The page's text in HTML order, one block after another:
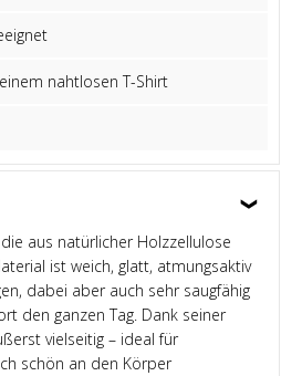
nahtlosen T-Shirt
aus natürlicher Holzzellulose
ist weich, glatt, atmungsaktiv
dabei aber auch sehr saugfähig
den ganzen Tag. Dank seiner
vielseitig – ideal für
schön an den Körper